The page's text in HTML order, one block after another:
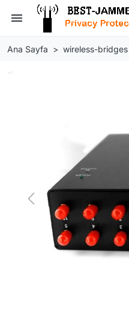
menu
Ana Sayfa wireless-bridges
Previous